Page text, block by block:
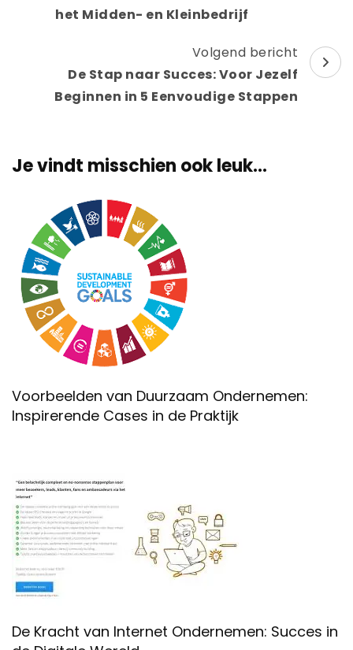
het Midden- en Kleinbedrijf
Volgend bericht
De Stap naar Succes: Voor Jezelf
Beginnen in 5 Eenvoudige Stappen
Je vindt misschien ook leuk...
Voorbeelden van Duurzaam Ondernemen:
Inspirerende Cases in de Praktijk
De Kracht van Internet Ondernemen: Succes in